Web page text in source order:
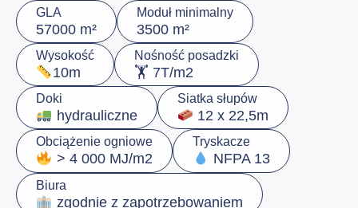
GLA
57000 m²
Moduł minimalny
3500 m²
Wysokość
10m
Nośność posadzki
🏋️ 7T/m2
Doki
hydrauliczne
Siatka słupów
12 x 22,5m
Obciążenie ogniowe
> 4 000 MJ/m2
Tryskacze
NFPA 13
Biura
zgodnie z zapotrzebowaniem